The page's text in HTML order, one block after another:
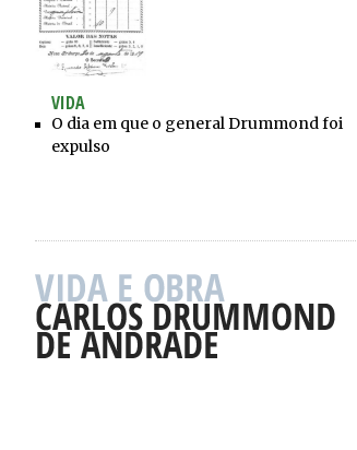
VIDA
O dia em que o general Drummond foi
expulso